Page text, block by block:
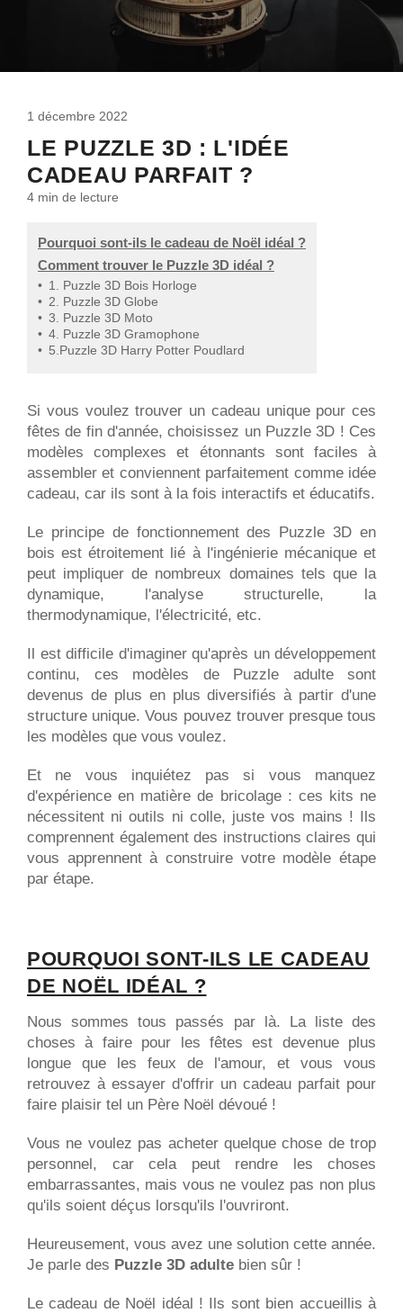
1 décembre 2022
LE PUZZLE 3D : L'IDÉE
CADEAU PARFAIT ?
4 min de lecture
Pourquoi sont-ils le cadeau de Noël idéal ?
Comment trouver le Puzzle 3D idéal ?
• 1. Puzzle 3D Bois Horloge
• 2. Puzzle 3D Globe
• 3. Puzzle 3D Moto
• 4. Puzzle 3D Gramophone
• 5.Puzzle 3D Harry Potter Poudlard
Si vous voulez trouver un cadeau unique pour ces
fêtes de fin d'année, choisissez un Puzzle 3D ! Ces
modèles complexes et étonnants sont faciles à
assembler et conviennent parfaitement comme idée
cadeau, car ils sont à la fois interactifs et éducatifs.
Le principe de fonctionnement des Puzzle 3D en
bois est étroitement lié à l'ingénierie mécanique et
peut impliquer de nombreux domaines tels que la
dynamique, l'analyse structurelle, la
thermodynamique, l'électricité, etc.
Il est difficile d'imaginer qu'après un développement
continu, ces modèles de Puzzle adulte sont
devenus de plus en plus diversifiés à partir d'une
structure unique. Vous pouvez trouver presque tous
les modèles que vous voulez.
Et ne vous inquiétez pas si vous manquez
d'expérience en matière de bricolage : ces kits ne
nécessitent ni outils ni colle, juste vos mains ! Ils
comprennent également des instructions claires qui
vous apprennent à construire votre modèle étape
par étape.
POURQUOI SONT-ILS LE CADEAU
DE NOËL IDÉAL ?
Nous sommes tous passés par là. La liste des
choses à faire pour les fêtes est devenue plus
longue que les feux de l'amour, et vous vous
retrouvez à essayer d'offrir un cadeau parfait pour
faire plaisir tel un Père Noël dévoué !
Vous ne voulez pas acheter quelque chose de trop
personnel, car cela peut rendre les choses
embarrassantes, mais vous ne voulez pas non plus
qu'ils soient déçus lorsqu'ils l'ouvriront.
Heureusement, vous avez une solution cette année.
Je parle des Puzzle 3D adulte bien sûr !
Le cadeau de Noël idéal ! Ils sont bien accueillis à